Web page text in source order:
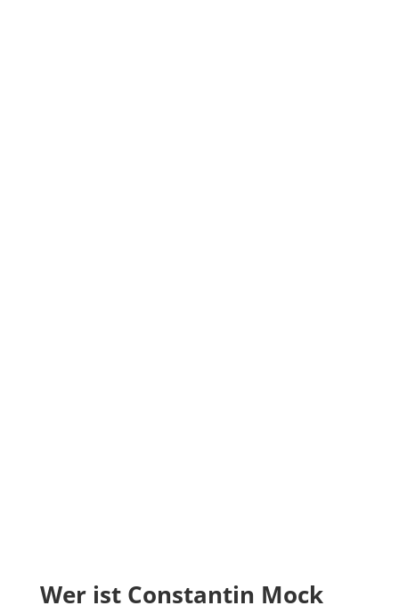
Wer ist Constantin Mock